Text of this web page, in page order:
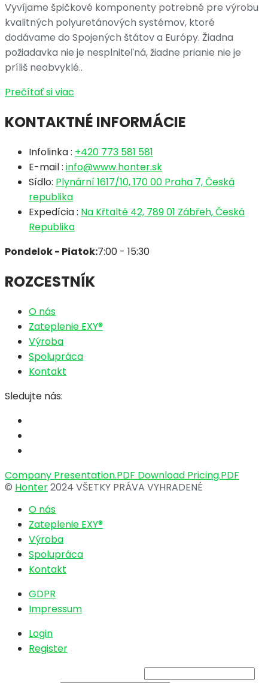
Vyvíjame špičkové komponenty potrebné pre výrobu
kvalitných polyuretánových systémov, ktoré
dodávame do Spojených štátov a Európy. Žiadna
požiadavka nie je nesplniteľná, žiadne prianie nie je
príliš neobvyklé..
Prečítať si viac
KONTAKTNÉ INFORMÁCIE
Infolinka : +420 773 581 581
E-mail : info@www.honter.sk
Sídlo: Plynární 1617/10, 170 00 Praha 7, Česká
republika
Expedícia : Na Křtaltě 42, 789 01 Zábřeh, Česká
Republika
Pondelok - Piatok:7:00 - 15:30
ROZCESTNÍK
O nás
Zateplenie EXY®
Výroba
Spolupráca
Kontakt
Sledujte nás:
Company Presentation.PDF Download Pricing.PDF
© Honter2024 VŠETKY PRÁVA VYHRADENÉ
O nás
Zateplenie EXY®
Výroba
Spolupráca
Kontakt
GDPR
Impressum
Login
Register